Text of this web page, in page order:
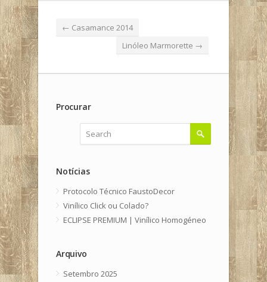
← Casamance 2014
Linóleo Marmorette →
Procurar
Notícias
Protocolo Técnico FaustoDecor
Vinílico Click ou Colado?
ECLIPSE PREMIUM | Vinílico Homogéneo
Arquivo
Setembro 2025